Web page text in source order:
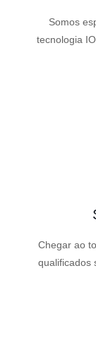
Somos
tecnologia
Chegar ao
qualificados